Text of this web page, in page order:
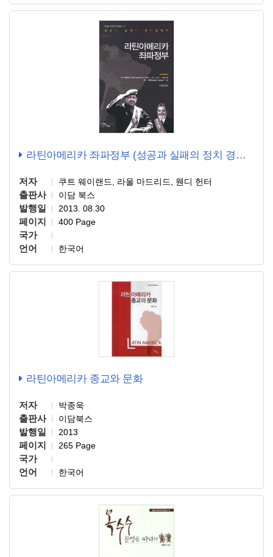
라틴아메리카 좌파정부 (성공과 실패의 정치 경제학)
저자 쿠트 웨이랜드, 라울 마드리드, 웬디 헌터
출판사 이담 북스
발행일 2013. 08.30
페이지 400 Page
국가
언어
한국어
라틴아메리카 종교와 문화
저자 박종욱
출판사 이담북스
발행일 2013
페이지 265 Page
국가
언어
한국어